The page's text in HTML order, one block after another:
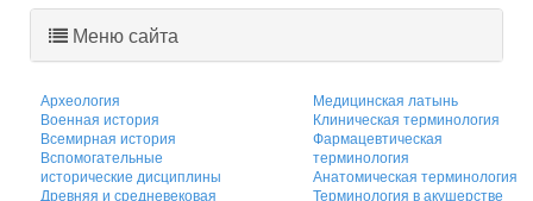
Меню сайта
Археология
Военная история
Всемирная история
Вспомогательные
исторические дисциплины
Древняя и средневековая
Медицинская латынь
Клиническая терминология
Фармацевтическая
терминология
Анатомическая терминология
Терминология в акушерстве